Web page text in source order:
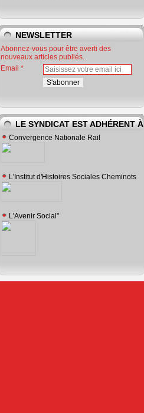
NEWSLETTER
Abonnez-vous pour être averti des
nouveaux articles publiés.
Email
LE SYNDICAT EST ADHÉRENT À
Convergence Nationale Rail
L'Institut d'Histoires Sociales Cheminots
L'Avenir Social"